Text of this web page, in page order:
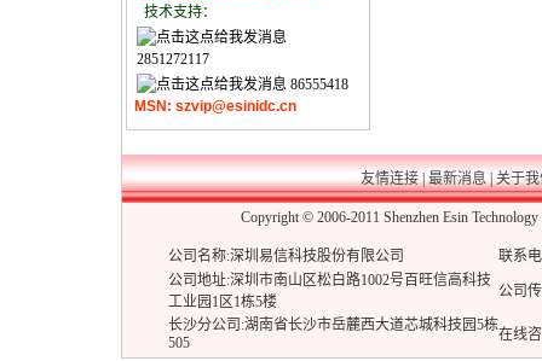
技术支持：
2851272117
86555418
MSN: szvip@esinidc.cn
友情连接|最新消息|关于
Copyright © 2006-2011 Shenzhen Esin
公司名称:深圳易信科技股份有限公司
联系电
公司地址:深圳市南山区松白路1002号百旺信高科技
工业园1区1栋5楼
公司
长沙分公司:湖南省长沙市岳麓西大道芯城科技园5栋
505
在线